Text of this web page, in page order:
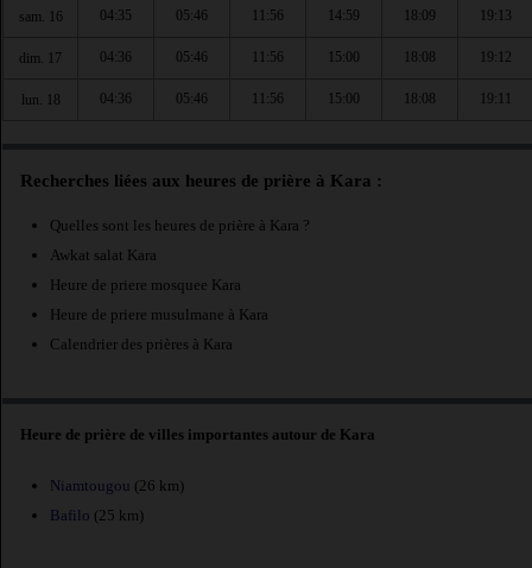
sam. 16 04:35 05:46 11:56 14:59 18:09 19:13
dim. 17 04:36 05:46 11:56 15:00 18:08 19:12
lun. 18 04:36 05:46 11:56 15:00 18:08 19:11
Recherches liées aux heures de prière à Kara :
Quelles sont les heures de prière à Kara ?
Awkat salat Kara
Heure de priere mosquee Kara
Heure de priere musulmane à Kara
Calendrier des prières à Kara
Heure de prière de villes importantes autour de Kara
Niamtougou (26 km)
Bafilo (25 km)